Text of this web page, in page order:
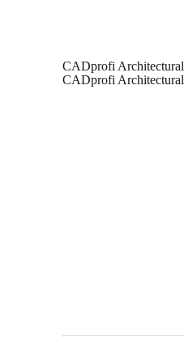
CADprofi Architectural
CADprofi Architectural